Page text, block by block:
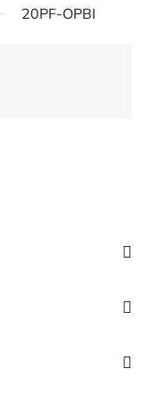
20PF-OPBI